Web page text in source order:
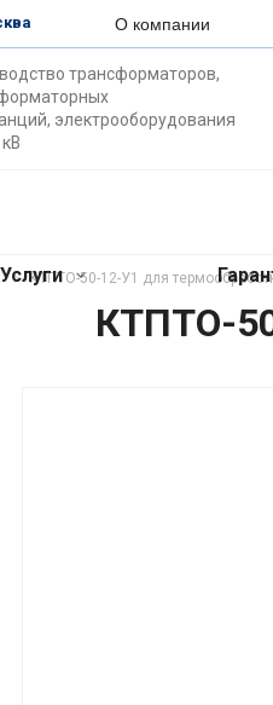
О компании
трансформаторов,
электрооборудования
Услуги
КТПТО-50-12-У1 для
КТПТО-